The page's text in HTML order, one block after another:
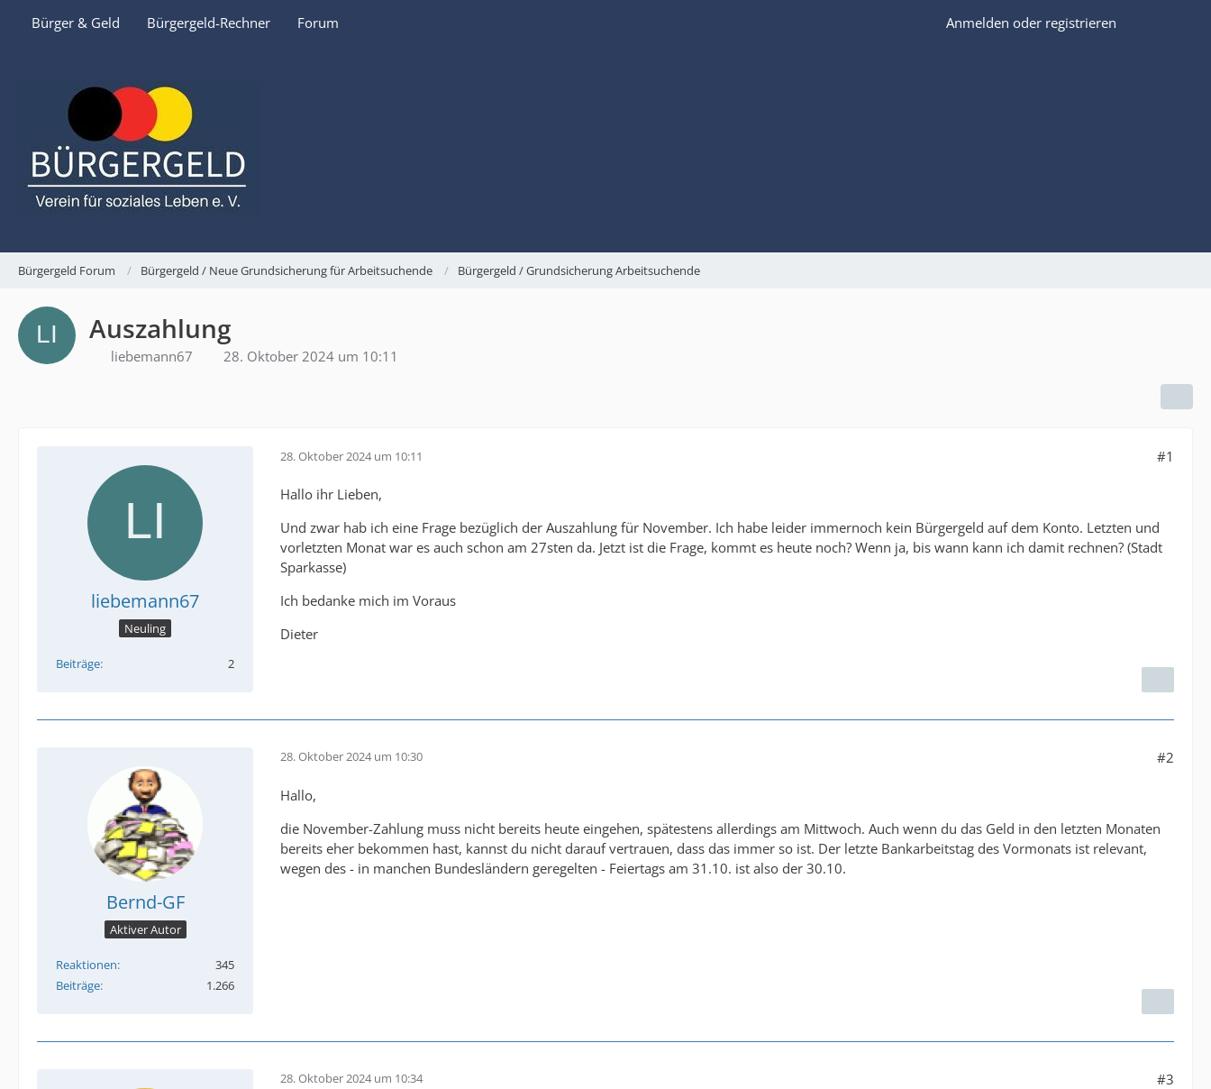
Bürger & Geld Bürgergeld-Rechner Forum Anmelden oder registrieren
Bürgergeld Forum Bürgergeld / Neue Grundsicherung für Arbeitsuchende Bürgergeld / Grundsicherung Arbeitsuchende
Auszahlung
liebemann67 28. Oktober 2024 um 10:11
liebemann67
Neuling
Beiträge 2
28. Oktober 2024 um 10:11 #1
Hallo ihr Lieben,
Und zwar hab ich eine Frage bezüglich der Auszahlung für November. Ich habe leider immernoch kein Bürgergeld auf dem Konto. Letzten und
vorletzten Monat war es auch schon am 27sten da. Jetzt ist die Frage, kommt es heute noch? Wenn ja, bis wann kann ich damit rechnen? (Stadt
Sparkasse)
Ich bedanke mich im Voraus
Dieter
Bernd-GF
Aktiver Autor
Reaktionen
345
Beiträge
1.266
28. Oktober 2024 um 10:30 #2
Hallo,
die November-Zahlung muss nicht bereits heute eingehen, spätestens allerdings am Mittwoch. Auch wenn du das Geld in den letzten Monaten
bereits eher bekommen hast, kannst du nicht darauf vertrauen, dass das immer so ist. Der letzte Bankarbeitstag des Vormonats ist relevant,
wegen des - in manchen Bundesländern geregelten - Feiertags am 31.10. ist also der 30.10.
28. Oktober 2024 um 10:34 #3